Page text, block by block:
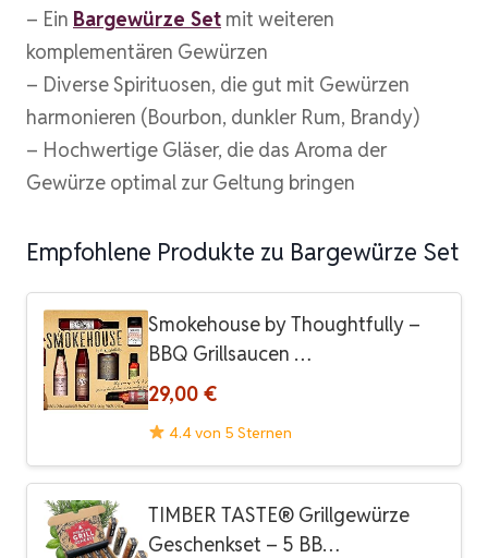
– Ein Bargewürze Set mit weiteren
komplementären Gewürzen
– Diverse Spirituosen, die gut mit Gewürzen
harmonieren (Bourbon, dunkler Rum, Brandy)
– Hochwertige Gläser, die das Aroma der
Gewürze optimal zur Geltung bringen
Empfohlene Produkte zu Bargewürze Set
Smokehouse by Thoughtfully –
BBQ Grillsaucen …
29,00 €
4.4 von 5 Sternen
TIMBER TASTE® Grillgewürze
Geschenkset – 5 BB…